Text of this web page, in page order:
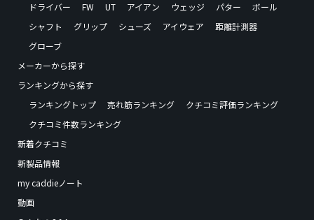
ドライバー
FW UT アイアン ウェッジ パター
ボール
シャフト
グリップ シューズ アイウェア
距離計測器
グローブ
メーカーから探す
ランキングから探す
ランキングトップ
売れ筋ランキング
クチコミ評価ランキング
クチコミ件数ランキング
新着クチコミ
新製品情報
my caddieノート
動画